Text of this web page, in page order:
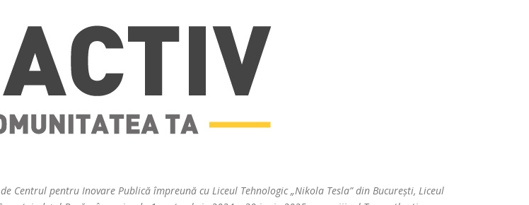
Centrul pentru Inovare Publică împreună cu Liceul Tehnologic „Nikola Tesla” din București, Liceul